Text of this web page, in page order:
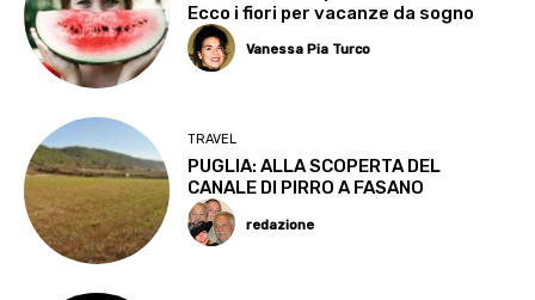
Ecco i fiori per vacanze da sogno
Vanessa Pia Turco
TRAVEL
PUGLIA: ALLA SCOPERTA DEL
CANALE DI PIRRO A FASANO
redazione